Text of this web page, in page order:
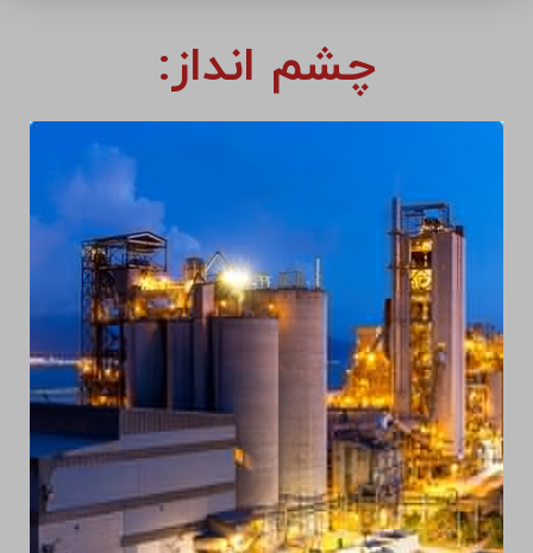
چشم انداز: